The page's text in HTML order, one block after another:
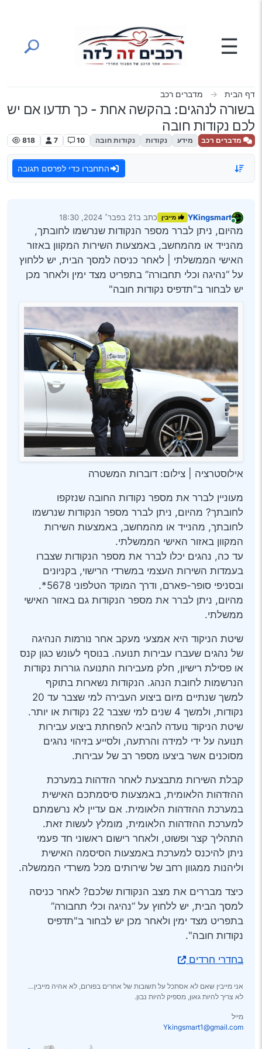
☰
דף הבית מדברים רכב
בשורה לנהגים: בהקשה אחת - כך תדעו אם יש
לכם נקודות חובה
מדברים רכב מידע נקודות נקודות חובה 10
7
818
התחברו כדי לפרסם תגובה
YKingsmart מייבין כתב ב21 בפבר׳ 2024, 18:30
נערך לאחרונה על ידי
מהיום, ניתן לברר מספר הנקודות שנרשמו לחובתך,
מהנייד או מהמחשב, באמצעות השירות המקוון באזור
האישי הממשלתי | לאחר כניסה למסך הבית, יש ללחוץ
על “נהיגה וכלי תחבורה” בתפריט מצד ימין ולאחר מכן
יש לבחור ב"תדפיס נקודות חובה"
אילוסטרציה | צילום: דוברות המשטרה
מעוניין לברר את מספר נקודות החובה שנזקפו
לחובתך? מהיום, ניתן לברר מספר הנקודות שנרשמו
לחובתך, מהנייד או מהמחשב, באמצעות השירות
המקוון באזור האישי הממשלתי.
עד כה, נהגים יכלו לברר את מספר הנקודות שצברו
בעמדות השירות העצמי במשרדי הרישוי, בקניונים
ובסניפי סופר-פארם, ודרך המוקד הטלפוני 5678*.
מהיום, ניתן לברר את מספר הנקודות גם באזור האישי
ממשלתי.
שיטת הניקוד היא אמצעי מעקב אחר נורמות הנהיגה
של נהגים שעברו עבירות תנועה. בנוסף לעונש כגון קנס
או פסילת רישיון, חלק מעבירות התנועה גוררות נקודות
הנרשמות לחובת הנהג. הנקודות נשארות בתוקף
למשך שנתיים מיום ביצוע העבירה למי שצבר עד 20
נקודות, ולמשך 4 שנים למי שצבר 22 נקודות או יותר.
שיטת הניקוד נועדה להביא להפחתת ביצוע עבירות
תנועה על ידי למידה והרתעה, ולסייע בזיהוי נהגים
מסוכנים אשר ביצעו מספר רב של עבירות.
קבלת השירות מתבצעת לאחר הזדהות במערכת
ההזדהות הלאומית, באמצעות סיסמתכם האישית
במערכת ההזדהות הלאומית. אם עדיין לא נרשמתם
למערכת ההזדהות הלאומית, מומלץ לעשות זאת.
התהליך קצר ופשוט, ולאחר רישום ראשוני חד פעמי
ניתן להיכנס למערכת באמצעות הסיסמה האישית
וליהנות ממגוון רחב של שירותים מכל משרדי הממשלה.
כיצד מבררים את מצב הנקודות שלכם? לאחר כניסה
למסך הבית, יש ללחוץ על “נהיגה וכלי תחבורה”
בתפריט מצד ימין ולאחר מכן יש לבחור ב"תדפיס
נקודות חובה".
בחדרי חרדים
אני מייבין שאם לא אסתכל על תשובות של אחרים בפורום, לא אהיה מייבין…
לא צריך להיות גאון, מספיק להיות נבון.
מייל
Ykingsmart1@gmail.com